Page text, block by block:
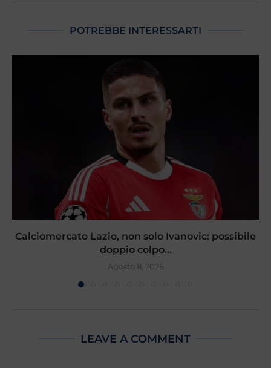
POTREBBE INTERESSARTI
Calciomercato Lazio, non solo Ivanovic: possibile
doppio colpo...
Agosto 8, 2026
LEAVE A COMMENT